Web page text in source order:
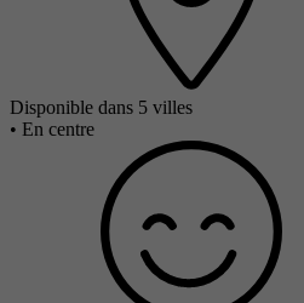
Disponible dans 5 villes
• En centre